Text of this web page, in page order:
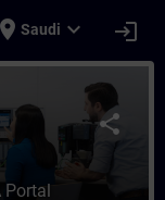
place Saudi expand_more login
Training -
share
Portal